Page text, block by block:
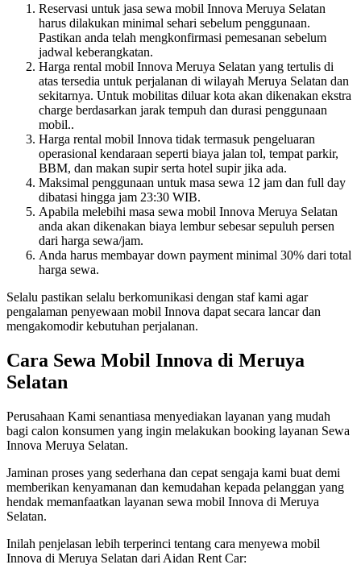
Reservasi untuk jasa sewa mobil Innova Meruya Selatan
harus dilakukan minimal sehari sebelum penggunaan.
Pastikan anda telah mengkonfirmasi pemesanan sebelum
jadwal keberangkatan.
Harga rental mobil Innova Meruya Selatan yang tertulis di
atas tersedia untuk perjalanan di wilayah Meruya Selatan dan
sekitarnya. Untuk mobilitas diluar kota akan dikenakan ekstra
charge berdasarkan jarak tempuh dan durasi penggunaan
mobil..
Harga rental mobil Innova tidak termasuk pengeluaran
operasional kendaraan seperti biaya jalan tol, tempat parkir,
BBM, dan makan supir serta hotel supir jika ada.
Maksimal penggunaan untuk masa sewa 12 jam dan full day
dibatasi hingga jam 23:30 WIB.
Apabila melebihi masa sewa mobil Innova Meruya Selatan
anda akan dikenakan biaya lembur sebesar sepuluh persen
dari harga sewa/jam.
Anda harus membayar down payment minimal 30% dari total
harga sewa.
Selalu pastikan selalu berkomunikasi dengan staf kami agar
pengalaman penyewaan mobil Innova dapat secara lancar dan
mengakomodir kebutuhan perjalanan.
Cara Sewa Mobil Innova di Meruya
Selatan
Perusahaan Kami senantiasa menyediakan layanan yang mudah
bagi calon konsumen yang ingin melakukan booking layanan Sewa
Innova Meruya Selatan.
Jaminan proses yang sederhana dan cepat sengaja kami buat demi
memberikan kenyamanan dan kemudahan kepada pelanggan yang
hendak memanfaatkan layanan sewa mobil Innova di Meruya
Selatan.
Inilah penjelasan lebih terperinci tentang cara menyewa mobil
Innova di Meruya Selatan dari Aidan Rent Car: